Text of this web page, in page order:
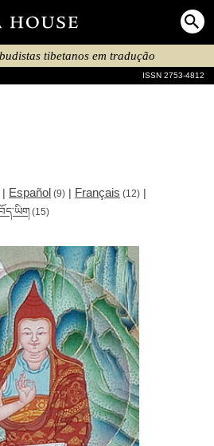
tibetanos em tradução
ISSN 2753-4812
| Español (9) | Français (12) |
(15)